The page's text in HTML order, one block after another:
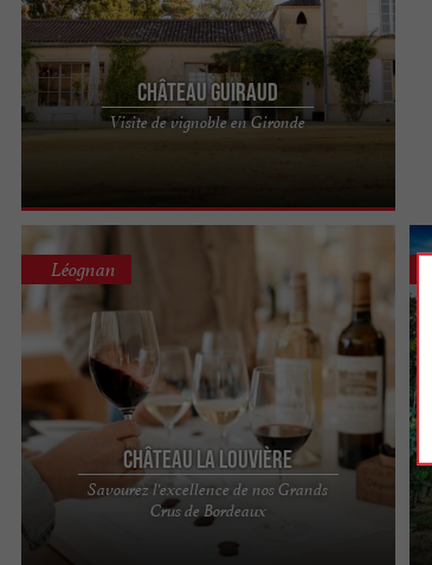
Château Guiraud
Visite de vignoble en Gironde
Château Guiraud : visites et dégustations au cœur
du vignoble de Sauternes À seulement 40 minutes
Château La Louvière
Savourez l'excellence de nos Grands
Crus de Bordeaux
Léognan
Château La Louvière : une expérience œnologique
d’exception Situé à seulement 20 minutes du
centre de ...